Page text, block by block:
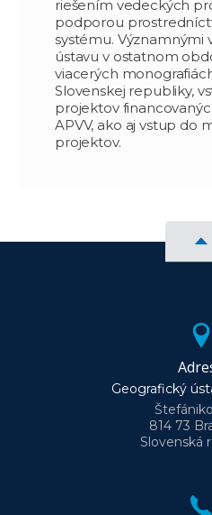
riešením vedeckých
podporou
systému. Významnými
ústavu v ostatnom
viacerých
Slovenskej republiky,
projektov
APVV, ako aj vstup do
projektov.
Geografický
814 73
Slovenská